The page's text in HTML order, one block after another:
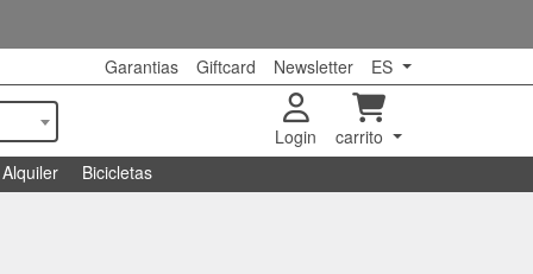
Garantias Giftcard Newsletter ES
Login
carrito
Alquiler Bicicletas